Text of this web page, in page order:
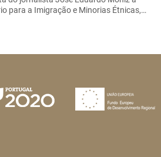
para a Imigração e Minorias Étnicas,…